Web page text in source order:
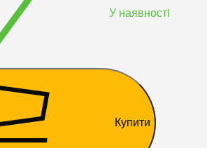
У наявностi
Купити